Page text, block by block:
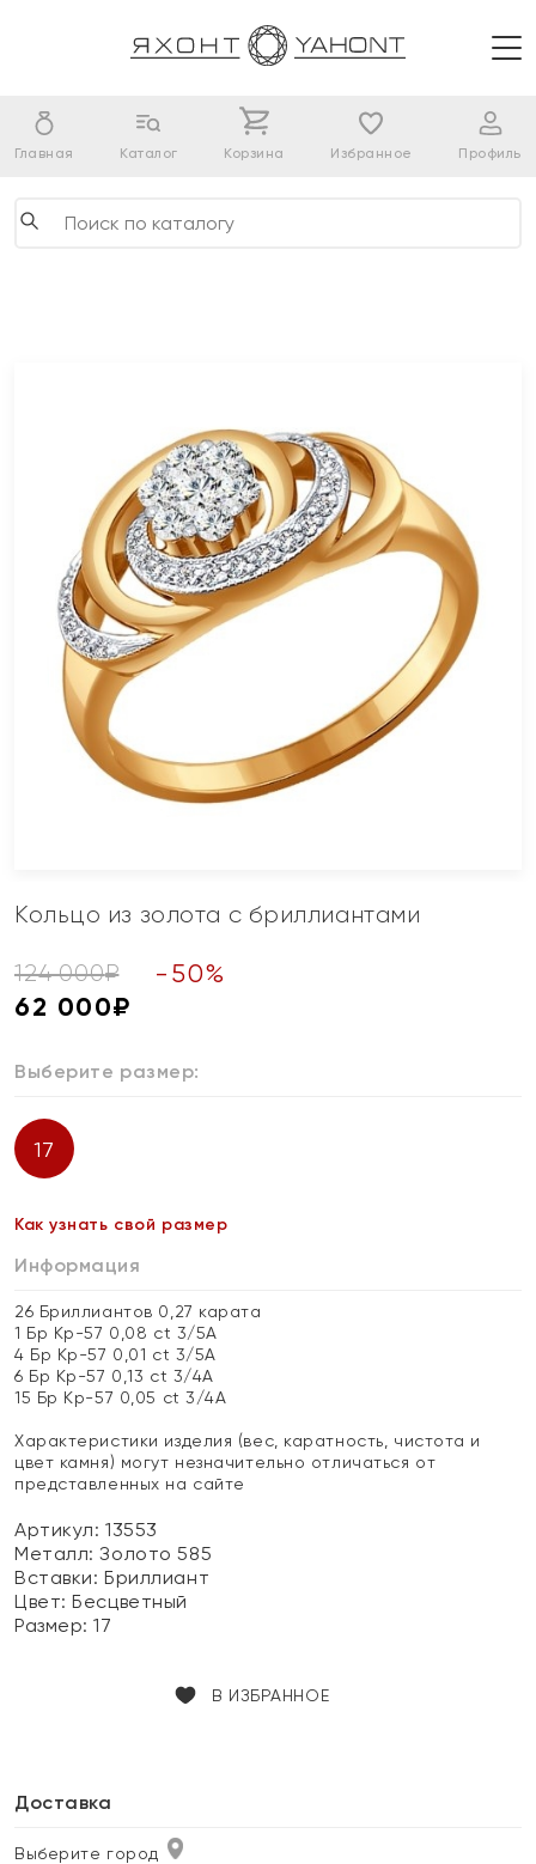
Главная Каталог Корзина Избранное Профиль
Кольцо из золота с бриллиантами
124 000₽ - 50%
62 000₽
Выберите размер:
17
Как узнать свой размер
Информация
26 Бриллиантов 0,27 карата
1 Бр Кр-57 0,08 ct 3/5А
4 Бр Кр-57 0,01 ct 3/5А
6 Бр Кр-57 0,13 ct 3/4А
15 Бр Кр-57 0,05 ct 3/4А
Характеристики изделия (вес, каратность, чистота и
цвет камня) могут незначительно отличаться от
представленных на сайте
Артикул: 13553
Металл:Золото 585
Вставки:Бриллиант
Цвет:Бесцветный
Размер:17
В ИЗБРАННОЕ
Доставка
Выберите город